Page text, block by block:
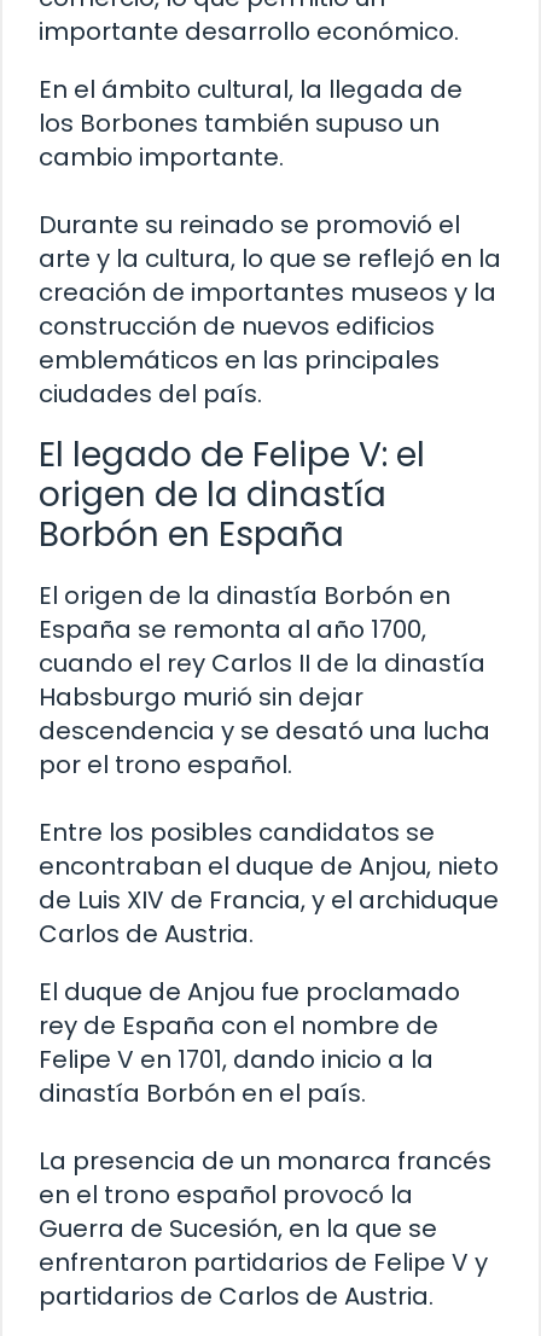
importante desarrollo económico.
En el ámbito cultural, la llegada de
los Borbones también supuso un
cambio importante.
Durante su reinado se promovió el
arte y la cultura, lo que se reflejó en la
creación de importantes museos y la
construcción de nuevos edificios
emblemáticos en las principales
ciudades del país.
El legado de Felipe V: el
origen de la dinastía
Borbón en España
El origen de la dinastía Borbón en
España se remonta al año 1700,
cuando el rey Carlos II de la dinastía
Habsburgo murió sin dejar
descendencia y se desató una lucha
por el trono español.
Entre los posibles candidatos se
encontraban el duque de Anjou, nieto
de Luis XIV de Francia, y el archiduque
Carlos de Austria.
El duque de Anjou fue proclamado
rey de España con el nombre de
Felipe V en 1701, dando inicio a la
dinastía Borbón en el país.
La presencia de un monarca francés
en el trono español provocó la
Guerra de Sucesión, en la que se
enfrentaron partidarios de Felipe V y
partidarios de Carlos de Austria.